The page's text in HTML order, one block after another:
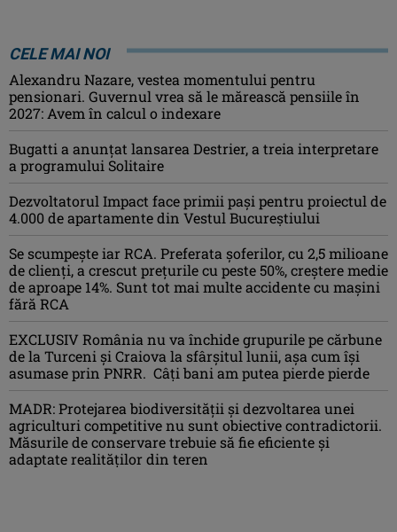
CELE MAI NOI
Alexandru Nazare, vestea momentului pentru
pensionari. Guvernul vrea să le mărească pensiile în
2027: Avem în calcul o indexare
Bugatti a anunțat lansarea Destrier, a treia interpretare
a programului Solitaire
Dezvoltatorul Impact face primii pași pentru proiectul de
4.000 de apartamente din Vestul Bucureștiului
Se scumpește iar RCA. Preferata șoferilor, cu 2,5 milioane
de clienți, a crescut prețurile cu peste 50%, creștere medie
de aproape 14%. Sunt tot mai multe accidente cu mașini
fără RCA
EXCLUSIV România nu va închide grupurile pe cărbune
de la Turceni și Craiova la sfârșitul lunii, așa cum își
asumase prin PNRR. Câți bani am putea pierde pierde
MADR: Protejarea biodiversităţii şi dezvoltarea unei
agriculturi competitive nu sunt obiective contradictorii.
Măsurile de conservare trebuie să fie eficiente şi
adaptate realităţilor din teren